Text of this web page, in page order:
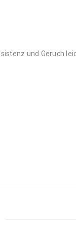
und Geruch